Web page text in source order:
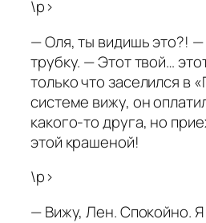
\p>
— Оля, ты видишь это?! —
трубку. — Этот твой…
только что заселился в
системе вижу, он
какого-то друга, но
этой крашеной!
\p>
— Вижу, Лен. Спокойно. Я